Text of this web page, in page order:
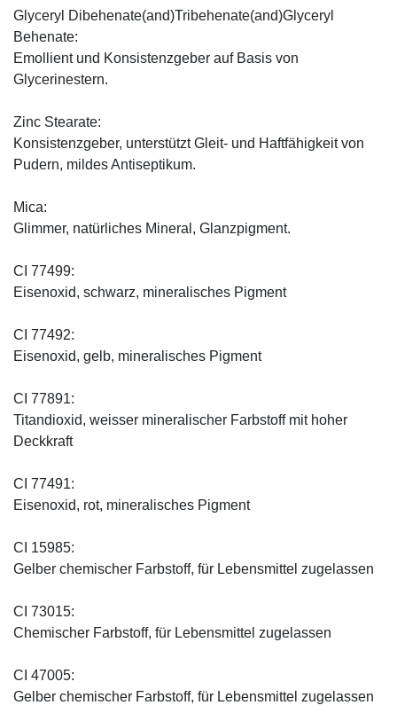
Glyceryl Dibehenate(and)Tribehenate(and)Glyceryl
Behenate:
Emollient und Konsistenzgeber auf Basis von
Glycerinestern.
Zinc Stearate:
Konsistenzgeber, unterstützt Gleit- und Haftfähigkeit von
Pudern, mildes Antiseptikum.
Mica:
Glimmer, natürliches Mineral, Glanzpigment.
CI 77499:
Eisenoxid, schwarz, mineralisches Pigment
CI 77492:
Eisenoxid, gelb, mineralisches Pigment
CI 77891:
Titandioxid, weisser mineralischer Farbstoff mit hoher
Deckkraft
CI 77491:
Eisenoxid, rot, mineralisches Pigment
CI 15985:
Gelber chemischer Farbstoff, für Lebensmittel zugelassen
CI 73015:
Chemischer Farbstoff, für Lebensmittel zugelassen
CI 47005:
Gelber chemischer Farbstoff, für Lebensmittel zugelassen